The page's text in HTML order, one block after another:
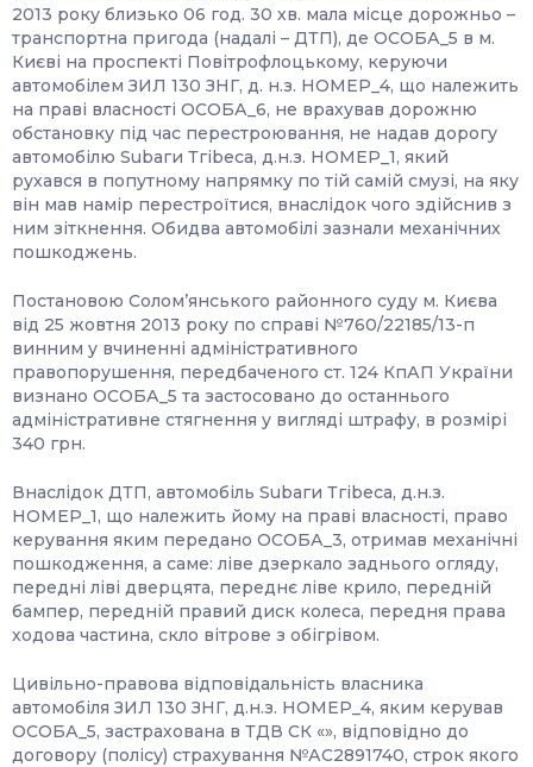
2013 року близько 06 год. 30 хв. мала місце дорожньо –
транспортна пригода (надалі – ДТП), де ОСОБА_5 в м.
Києві на проспекті Повітрофлоцькому, керуючи
автомобілем ЗИЛ 130 ЗНГ, д. н.з. НОМЕР_4, що належить
на праві власності ОСОБА_6, не врахував дорожню
обстановку під час перестроювання, не надав дорогу
автомобілю Subаги Тгіbеса, д.н.з. НОМЕР_1, який
рухався в попутному напрямку по тій самій смузі, на яку
він мав намір перестроїтися, внаслідок чого здійснив з
ним зіткнення. Обидва автомобілі зазнали механічних
пошкоджень.
Постановою Солом’янського районного суду м. Києва
від 25 жовтня 2013 року по справі №760/22185/13-п
винним у вчиненні адміністративного
правопорушення, передбаченого ст. 124 КпАП України
визнано ОСОБА_5 та застосовано до останнього
адміністративне стягнення у вигляді штрафу, в розмірі
340 грн.
Внаслідок ДТП, автомобіль Subаги Тгіbеса, д.н.з.
НОМЕР_1, що належить йому на праві власності, право
керування яким передано ОСОБА_3, отримав механічні
пошкодження, а саме: ліве дзеркало заднього огляду,
передні ліві дверцята, переднє ліве крило, передній
бампер, передній правий диск колеса, передня права
ходова частина, скло вітрове з обігрівом.
Цивільно-правова відповідальність власника
автомобіля ЗИЛ 130 ЗНГ, д.н.з. НОМЕР_4, яким керував
ОСОБА_5, застрахована в ТДВ СК «», відповідно до
договору (полісу) страхування №АС2891740, строк якого